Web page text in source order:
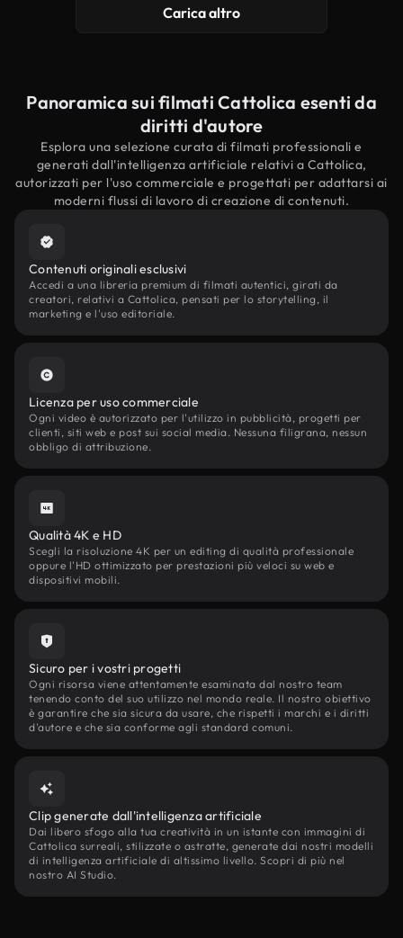
Carica altro
Panoramica sui filmati Cattolica esenti da
diritti d'autore
Esplora una selezione curata di filmati professionali e
generati dall'intelligenza artificiale relativi a Cattolica,
autorizzati per l'uso commerciale e progettati per adattarsi ai
moderni flussi di lavoro di creazione di contenuti.
Contenuti originali esclusivi
Accedi a una libreria premium di filmati autentici, girati da
creatori, relativi a Cattolica, pensati per lo storytelling, il
marketing e l'uso editoriale.
Licenza per uso commerciale
Ogni video è autorizzato per l'utilizzo in pubblicità, progetti per
clienti, siti web e post sui social media. Nessuna filigrana, nessun
obbligo di attribuzione.
Qualità 4K e HD
Scegli la risoluzione 4K per un editing di qualità professionale
oppure l'HD ottimizzato per prestazioni più veloci su web e
dispositivi mobili.
Sicuro per i vostri progetti
Ogni risorsa viene attentamente esaminata dal nostro team
tenendo conto del suo utilizzo nel mondo reale. Il nostro obiettivo
è garantire che sia sicura da usare, che rispetti i marchi e i diritti
d'autore e che sia conforme agli standard comuni.
Clip generate dall'intelligenza artificiale
Dai libero sfogo alla tua creatività in un istante con immagini di
Cattolica surreali, stilizzate o astratte, generate dai nostri modelli
di intelligenza artificiale di altissimo livello. Scopri di più nel
nostro AI Studio.